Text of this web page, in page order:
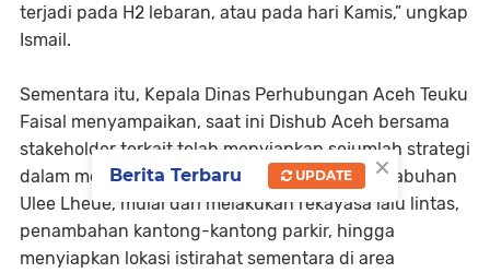
terjadi pada H2 lebaran, atau pada hari Kamis,” ungkap
Ismail.
Sementara itu, Kepala Dinas Perhubungan Aceh Teuku
Faisal menyampaikan, saat ini Dishub Aceh bersama
stakeholder terkait telah menyiapkan sejumlah strategi
dalam menghadapi lonjakan wisatawan di Pelabuhan
Ulee Lheue, mulai dari melakukan rekayasa lalu lintas,
penambahan kantong-kantong parkir, hingga
menyiapkan lokasi istirahat sementara di area
×
Berita Terbaru UPDATE